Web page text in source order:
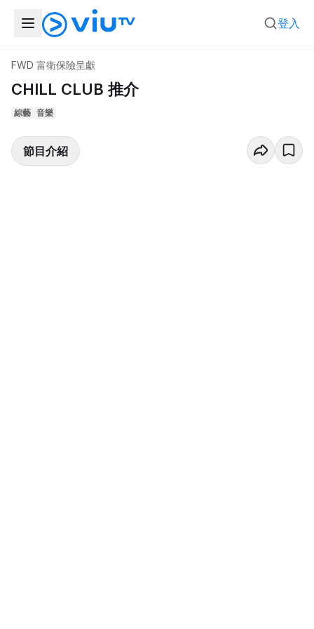
登入
FWD 富衛保險呈獻
CHILL CLUB 推介
綜藝 音樂
節目介紹